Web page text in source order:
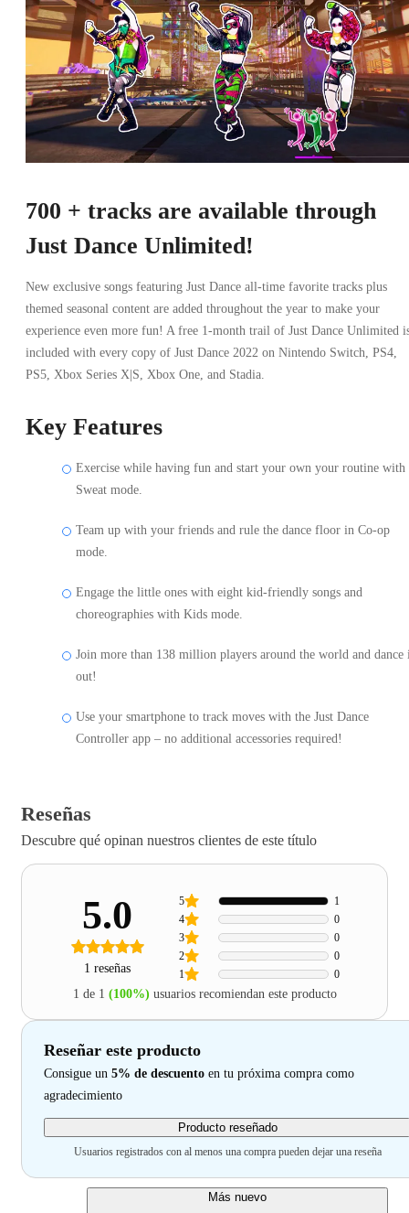
700 + tracks are available through
Just Dance Unlimited!
New exclusive songs featuring Just Dance all-time favorite tracks plus
themed seasonal content are added throughout the year to make your
experience even more fun! A free 1-month trail of Just Dance Unlimited
included with every copy of Just Dance 2022 on Nintendo Switch, PS4,
PS5, Xbox Series X|S, Xbox One, and Stadia.
Key Features
Exercise while having fun and start your own your routine with
Sweat mode.
Team up with your friends and rule the dance floor in Co-op
mode.
Engage the little ones with eight kid-friendly songs and
choreographies with Kids mode.
Join more than 138 million players around the world and dance
out!
Use your smartphone to track moves with the Just Dance
Controller app – no additional accessories required!
Reseñas
Descubre qué opinan nuestros clientes de este título
5.0
1 reseñas 1 0
2 0
3 0
4 0
5 1
1 de 1 (100%) usuarios recomiendan este producto
Reseñar este producto
Consigue un 5% de descuento en tu próxima compra como
agradecimiento
Producto reseñado
Usuarios registrados con al menos una compra pueden dejar una reseña
Más nuevo